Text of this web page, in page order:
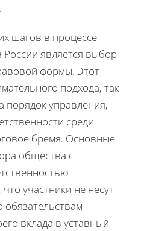
шагов в процессе
является выбор
формы. Этот
подхода, так
порядок управления,
среди
бремя. Основные
общества с
участники не несут
обязательствам
вклада в уставный